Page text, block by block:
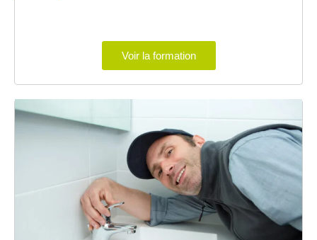
Voir la formation